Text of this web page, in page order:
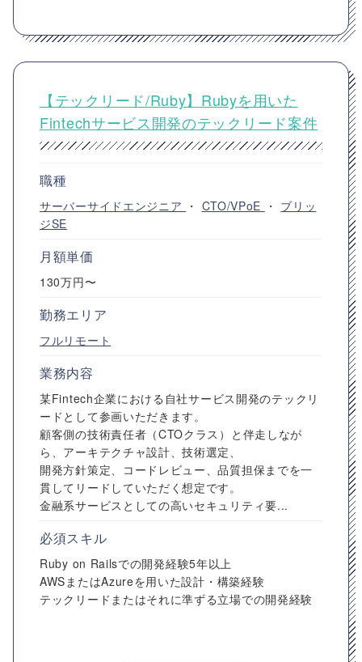
【テックリード/Ruby】Rubyを用いた
Fintechサービス開発のテックリード案件
職種
サーバーサイドエンジニア ・ CTO/VPoE ・ ブリッ
ジSE
月額単価
130万円〜
勤務エリア
フルリモート
業務内容
某Fintech企業における自社サービス開発のテックリ
ードとして参画いただきます。
顧客側の技術責任者（CTOクラス）と伴走しなが
ら、アーキテクチャ設計、技術選定、
開発方針策定、コードレビュー、品質担保までを一
貫してリードしていただく想定です。
金融系サービスとしての高いセキュリティ要...
必須スキル
Ruby on Railsでの開発経験5年以上
AWSまたはAzureを用いた設計・構築経験
テックリードまたはそれに準ずる立場での開発経験